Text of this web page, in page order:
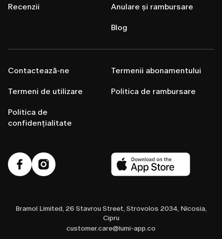
Recenzii Anulare și rambursare
Blog
Contactează-ne
Termeni de utilizare
Politica de
confidențialitate
Termenii abonamentului
Politica de rambursare
Bramol Limited, 26 Stavrou Street, Strovolos 2034, Nicosia,
Cipru
customer.care@lumi-app.co